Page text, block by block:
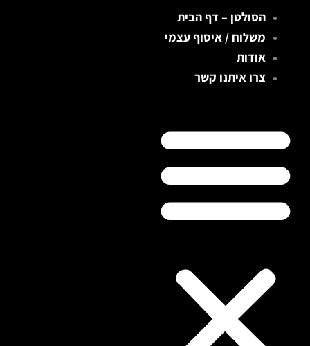
הסולטן – דף הבית
משלוח / איסוף עצמי
אודות
צרו איתנו קשר